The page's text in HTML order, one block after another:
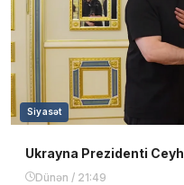
Siyasət
Ukrayna Prezidenti
Dünən / 21:49